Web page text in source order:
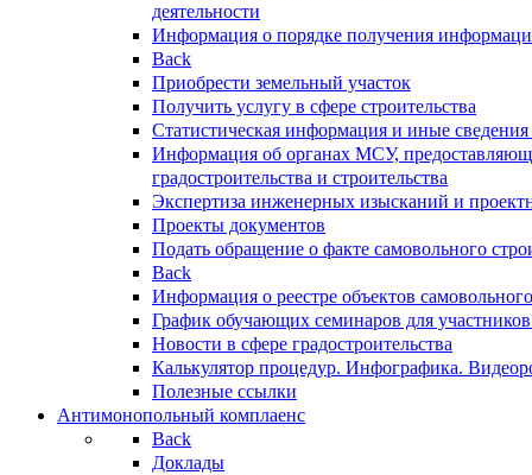
деятельности
Информация о порядке получения
Back
Приобрести земельный участок
Получить услугу в сфере строительства
Статистическая информация и иные сведения
Информация об органах МСУ,
градостроительства и строительства
Экспертиза инженерных изысканий и
Проекты документов
Подать обращение о факте самовольного
Back
Информация о реестре объектов
График обучающих семинаров для участников
Новости в сфере градостроительства
Калькулятор процедур. Инфографика.
Полезные ссылки
Антимонопольный комплаенс
Back
Доклады